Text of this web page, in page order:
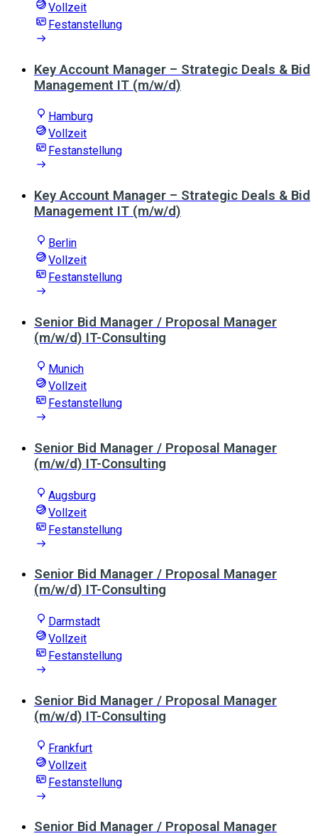
Vollzeit
Festanstellung
Key Account Manager – Strategic Deals & Bid
Management IT (m/w/d)
Hamburg
Vollzeit
Festanstellung
Key Account Manager – Strategic Deals & Bid
Management IT (m/w/d)
Berlin
Vollzeit
Festanstellung
Senior Bid Manager / Proposal Manager
(m/w/d) IT-Consulting
Munich
Vollzeit
Festanstellung
Senior Bid Manager / Proposal Manager
(m/w/d) IT-Consulting
Augsburg
Vollzeit
Festanstellung
Senior Bid Manager / Proposal Manager
(m/w/d) IT-Consulting
Darmstadt
Vollzeit
Festanstellung
Senior Bid Manager / Proposal Manager
(m/w/d) IT-Consulting
Frankfurt
Vollzeit
Festanstellung
Senior Bid Manager / Proposal Manager